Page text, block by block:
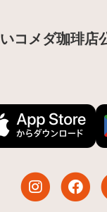
コメダ珈琲店